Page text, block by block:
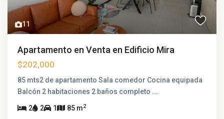
11
Apartamento en Venta en Edificio Mira
$202,000
85 mts2 de apartamento Sala comedor Cocina equipada
Balcón 2 habitaciones 2 baños completo ...
2 2 1 85 m2